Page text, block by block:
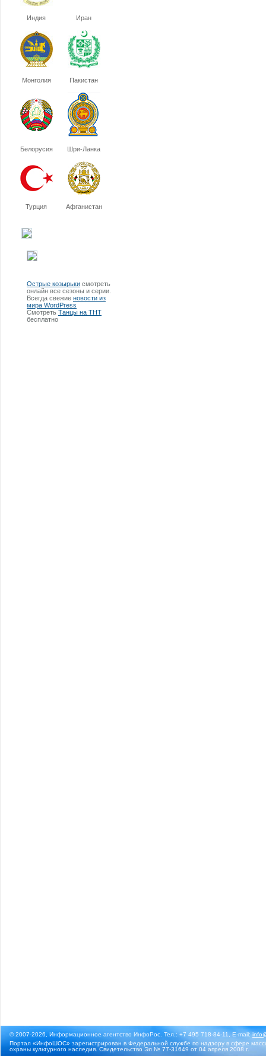
Индия Иран
Монголия Пакистан
Белорусия Шри-Ланка
Турция Афганистан
Острые козырьки смотреть
онлайн все сезоны и серии.
Всегда свежие новости из
мира WordPress
Смотреть Танцы на ТНТ
бесплатно
© 2007-2026, Информационное агентство ИнфоРос. Тел.: +7 495 718-84-11, E-mail:
Портал «ИнфоШОС» зарегистрирован в Федеральной службе по надзору в сфере
охраны культурного наследия. Свидетельство Эл № 77-31649 от 04 апреля 2008 г.